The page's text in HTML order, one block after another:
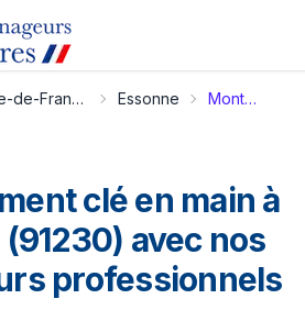
Île-de-France Essonne Montgeron
clé en main à
avec nos
professionnels